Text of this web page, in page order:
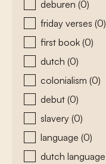
deburen (0)
friday verses (0)
first book (0)
dutch (0)
colonialism (0)
debut (0)
slavery (0)
language (0)
dutch language